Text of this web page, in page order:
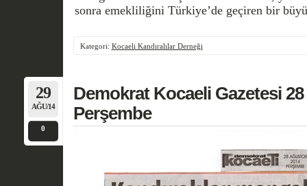
sonra emekliliğini Türkiye’de geçiren bir
Kategori: Kocaeli Kandıralılar Derneği
29
AĞU/14
0
Demokrat Kocaeli Gazetesi
Perşembe